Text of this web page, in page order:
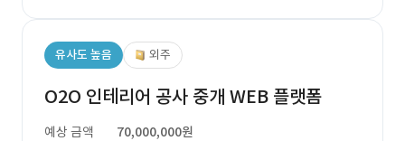
유사도 높음 외주
O2O 인테리어 공사 중개 WEB 플랫폼
예상 금액
70,000,000원